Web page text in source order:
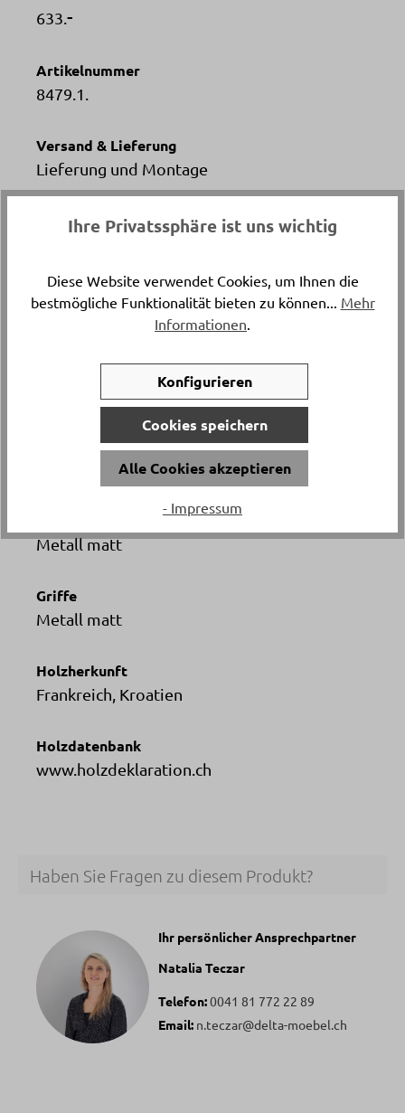
633. -
Artikelnummer
8479.1.
Versand & Lieferung
Lieferung und Montage
Breite
Höhe
Metall matt
Griffe
Metall matt
Holzherkunft
Frankreich, Kroatien
Holzdatenbank
www.holzdeklaration.ch
Haben Sie Fragen zu diesem Produkt?
Ihr persönlicher Ansprechpartner
Natalia Teczar
Telefon:0041 81 772 22 89
Email: n.teczar@delta-moebel.ch
Ihre Privatssphäre ist uns wichtig
Diese Website verwendet Cookies, um Ihnen die
bestmögliche Funktionalität bieten zu können... Mehr
Informationen
Konfigurieren
Cookies speichern
Alle Cookies akzeptieren
- Impressum